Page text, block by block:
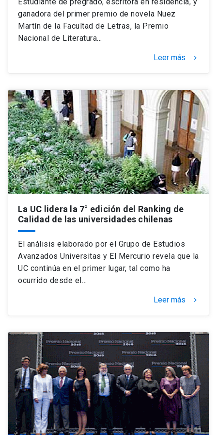
ganadora del primer premio de novela Nuez
Martín de la Facultad de Letras, la Premio
Nacional de Literatura…
Leer más keyboard_arrow_right
La UC lidera la 7° edición del Ranking de
Calidad de las universidades chilenas
El análisis elaborado por el Grupo de Estudios
Avanzados Universitas y El Mercurio revela que la
UC continúa en el primer lugar, tal como ha
ocurrido desde el…
Leer más keyboard_arrow_right